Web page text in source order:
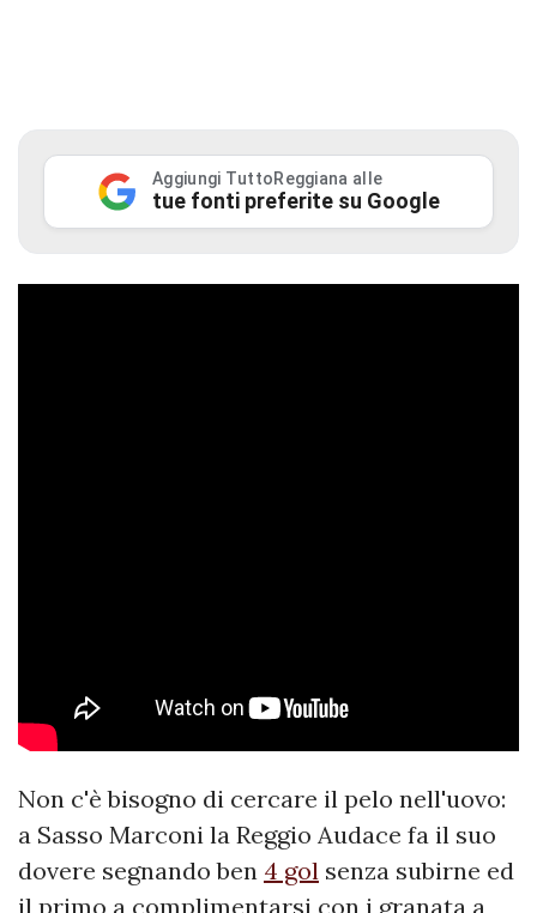
Aggiungi TuttoReggiana alle
tue fonti preferite su Google
Non c'è bisogno di cercare il pelo nell'uovo:
a Sasso Marconi la Reggio Audace fa il suo
dovere segnando ben 4 gol senza subirne ed
il primo a complimentarsi con i granata a